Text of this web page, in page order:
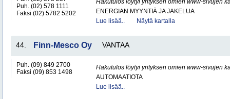
Puh. (02) 578 1111
Faksi (02) 5782 5202
Hakutulos löytyi yrityksen omien www-sivujen
ENERGIAN MYYNTIÄ JA JAKELUA
Lue lisää..
Näytä kartalla
44. Finn-Mesco Oy VANTAA
Puh. (09) 849 2700
Faksi (09) 853 1498
Hakutulos löytyi yrityksen omien www-sivujen
AUTOMAATIOTA
Lue lisää..